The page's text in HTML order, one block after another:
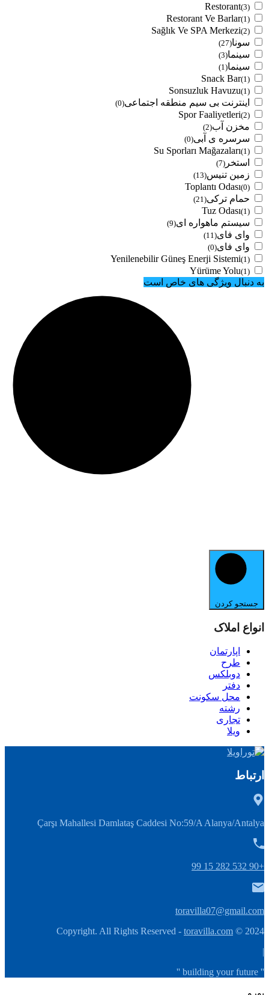
Restorant(3)
Restorant Ve Barlar(1)
Sağlık Ve SPA Merkezi(2)
سونا(27)
سینما(3)
سینما(1)
Snack Bar(1)
Sonsuzluk Havuzu(1)
اینترنت بی سیم منطقه اجتماعی(0)
Spor Faaliyetleri(2)
مخزن آب(2)
سرسره ی آبی(0)
Su Sporları Mağazaları(1)
استخر (7)
زمین تنیس(13)
Toplantı Odası(0)
حمام ترکی(21)
Tuz Odası(1)
سیستم ماهواره ای(9)
وای فای(11)
وای فای(0)
Yenilenebilir Güneş Enerji Sistemi(1)
Yürüme Yolu(1)
به دنبال ویژگی های خاص است
جستجو کردن
انواع املاک
اپارتمان
طرح
دوبلکس
دفتر
محل سکونت
رشته
تجاری
ویلا
ارتباط
Çarşı Mahallesi Damlataş Caddesi No:59/A Alanya/Antalya
+90 532 282 15 99
toravilla07@gmail.com
2024 © Copyright. All Rights Reserved -
toravilla.com
|
'' building your future ''
یورو